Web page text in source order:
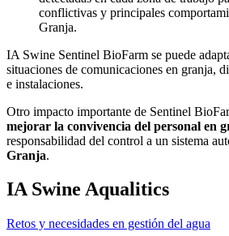
conflictivas y principales
Granja.
IA Swine Sentinel BioFarm se puede
situaciones de comunicaciones en granja,
e instalaciones.
Otro impacto importante de Sentinel
mejorar la convivencia del personal en
responsabilidad del control a un sistema
Granja.
IA Swine Aqualitics
Retos y necesidades en gestión del agua